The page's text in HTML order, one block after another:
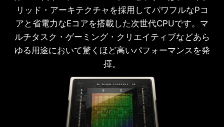
リッド・アーキテクチャを採用してパワフルなPコ
アと省電力なEコアを搭載した次世代CPUです。マ
ルチタスク・ゲーミング・クリエイティブなどあら
ゆる用途において驚くほど高いパフォーマンスを発
揮。